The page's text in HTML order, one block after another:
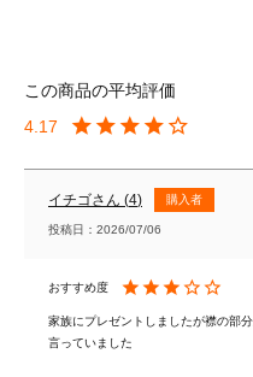
4.17
イチゴ 4 購入者
投稿日 2026/07/06
家族にプレゼントしましたが襟の部
言っていました